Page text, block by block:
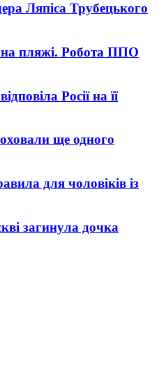
Ляпіса Трубецького
пляжі. Робота ППО
Росії на її
ще одного
для чоловіків із
загинула дочка